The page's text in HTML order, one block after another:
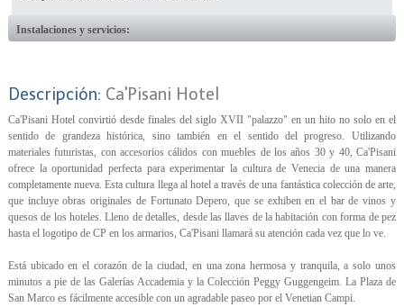
Instalaciones y servicios:
Descripción: Ca'Pisani Hotel
Ca'Pisani Hotel convirtió desde finales del siglo XVII "palazzo" en un hito no solo en el
sentido de grandeza histórica, sino también en el sentido del progreso. Utilizando
materiales futuristas, con accesorios cálidos con muebles de los años 30 y 40, Ca'Pisani
ofrece la oportunidad perfecta para experimentar la cultura de Venecia de una manera
completamente nueva. Esta cultura llega al hotel a través de una fantástica colección de arte,
que incluye obras originales de Fortunato Depero, que se exhiben en el bar de vinos y
quesos de los hoteles. Lleno de detalles, desde las llaves de la habitación con forma de pez
hasta el logotipo de CP en los armarios, Ca'Pisani llamará su atención cada vez que lo ve.
Está ubicado en el corazón de la ciudad, en una zona hermosa y tranquila, a solo unos
minutos a pie de las Galerías Accademia y la Colección Peggy Guggengeim. La Plaza de
San Marco es fácilmente accesible con un agradable paseo por el Venetian Campi.